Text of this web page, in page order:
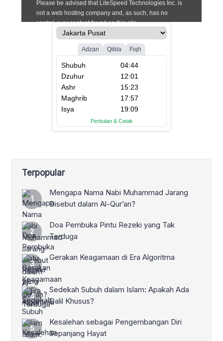
Terpopular
Mengapa Nama Nabi Muhammad Jarang
Disebut dalam Al-Qur’an?
Doa Pembuka Pintu Rezeki yang Tak
Terduga
Gerakan Keagamaan di Era Algoritma
Sedekah Subuh dalam Islam: Apakah Ada
Dalil Khusus?
Kesalehan sebagai Pengembangan Diri
Sepanjang Hayat